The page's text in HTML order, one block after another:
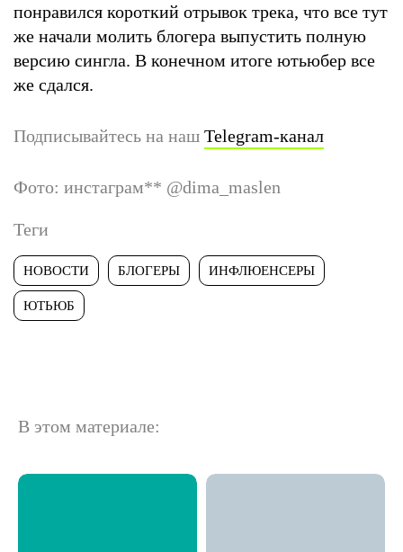
понравился короткий отрывок трека, что все тут
же начали молить блогера выпустить полную
версию сингла. В конечном итоге ютьюбер все
же сдался.
Подписывайтесь на наш Telegram-канал
Фото: инстаграм** @dima_maslen
Теги
НОВОСТИ БЛОГЕРЫ ИНФЛЮЕНСЕРЫ
ЮТЬЮБ
В этом материале: